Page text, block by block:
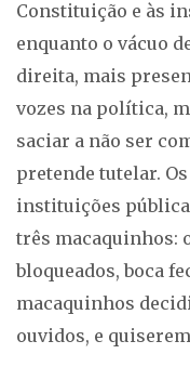
Constituição e às
enquanto o vácuo
direita, mais
vozes na política,
saciar a não ser
pretende tutelar.
instituições
três macaquinhos:
bloqueados, boca
macaquinhos
ouvidos, e